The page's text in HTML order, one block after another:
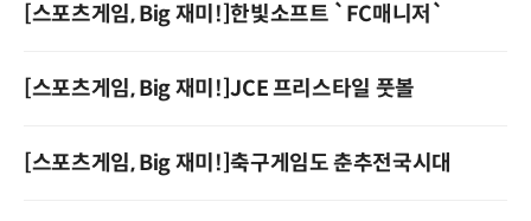
[스포츠게임, Big 재미!]한빛소프트 `FC매니저`
[스포츠게임, Big 재미!]JCE 프리스타일 풋볼
[스포츠게임, Big 재미!]축구게임도 춘추전국시대